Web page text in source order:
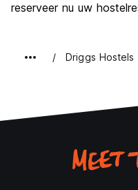
reserveer nu uw
Driggs Hostels